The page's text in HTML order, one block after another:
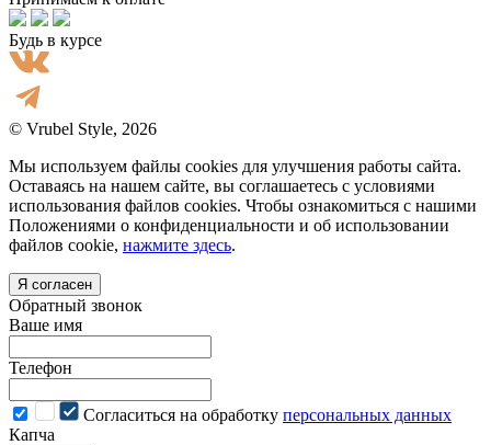
Будь в курсе
© Vrubel Style, 2026
Мы используем файлы cookies для улучшения работы сайта.
Оставаясь на нашем сайте, вы соглашаетесь с условиями
использования файлов cookies. Чтобы ознакомиться с нашими
Положениями о конфиденциальности и об использовании
файлов cookie, нажмите здесь.
Я согласен
Обратный звонок
Ваше имя
Телефон
Cогласиться на обработку персональных данных
Капча